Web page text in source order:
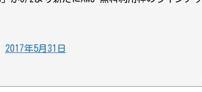
2017年5月31日